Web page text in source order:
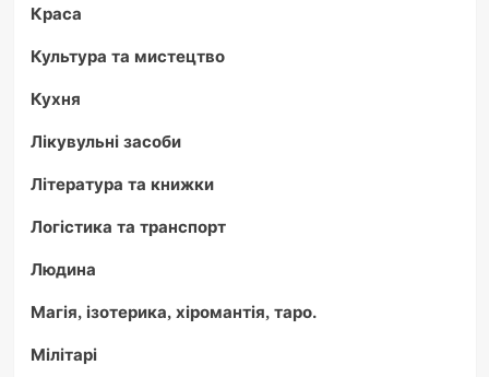
Краса
Культура та мистецтво
Кухня
Лікувульні засоби
Література та книжки
Логістика та транспорт
Людина
Магія, ізотерика, хіромантія, таро.
Мілітарі